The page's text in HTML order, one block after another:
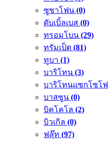
ซูซาโฟน (0)
ดับเบิ้ลเบส (0)
ทรอมโบน (29)
ทรัมเป็ต (81)
ทูบา (1)
บาริโทน (3)
บาริโทนแซกโซโ
บาสซูน (0)
บิคโคโล (2)
บิวเกิล (0)
ฟลุ๊ท (97)